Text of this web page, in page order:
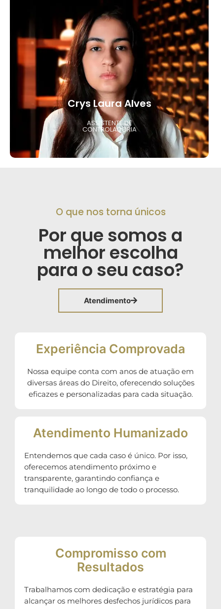
Crys Laura Alves
ASSISTENTE DE
CONTROLADORIA
O que nos torna únicos
Por que somos a
melhor escolha
para o seu caso?
Atendimento
Experiência Comprovada
Nossa equipe conta com anos de atuação em
diversas áreas do Direito, oferecendo soluções
eficazes e personalizadas para cada situação.
Atendimento Humanizado
Entendemos que cada caso é único. Por isso,
oferecemos atendimento próximo e
transparente, garantindo confiança e
tranquilidade ao longo de todo o processo.
Compromisso com
Resultados
Trabalhamos com dedicação e estratégia para
alcançar os melhores desfechos jurídicos para